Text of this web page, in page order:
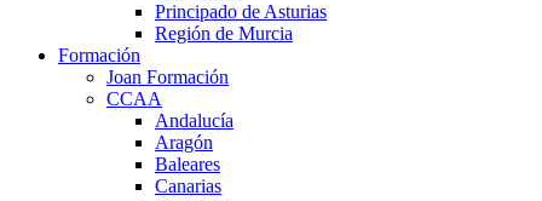
Principado de Asturias
Región de Murcia
Formación
Joan Formación
CCAA
Andalucía
Aragón
Baleares
Canarias